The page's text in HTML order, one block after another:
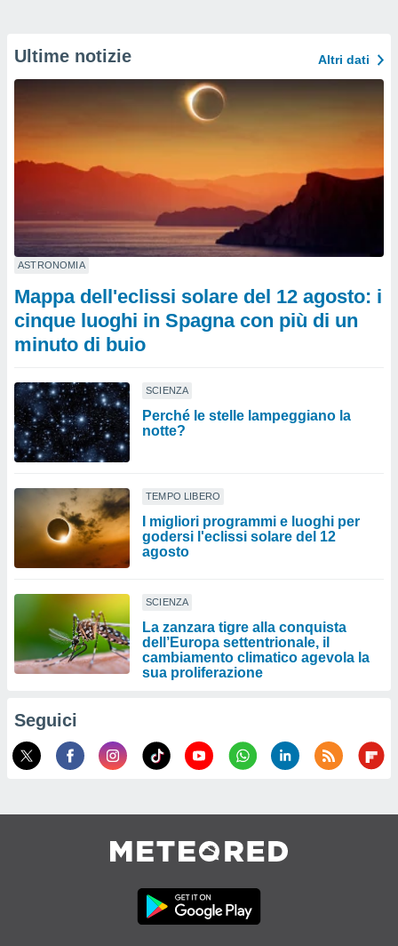
Ultime notizie Altri dati
ASTRONOMIA
Mappa dell'eclissi solare del 12 agosto: i
cinque luoghi in Spagna con più di un
minuto di buio
SCIENZA
Perché le stelle lampeggiano la
notte?
TEMPO LIBERO
I migliori programmi e luoghi per
godersi l'eclissi solare del 12
agosto
SCIENZA
La zanzara tigre alla conquista
dell’Europa settentrionale, il
cambiamento climatico agevola la
sua proliferazione
Seguici